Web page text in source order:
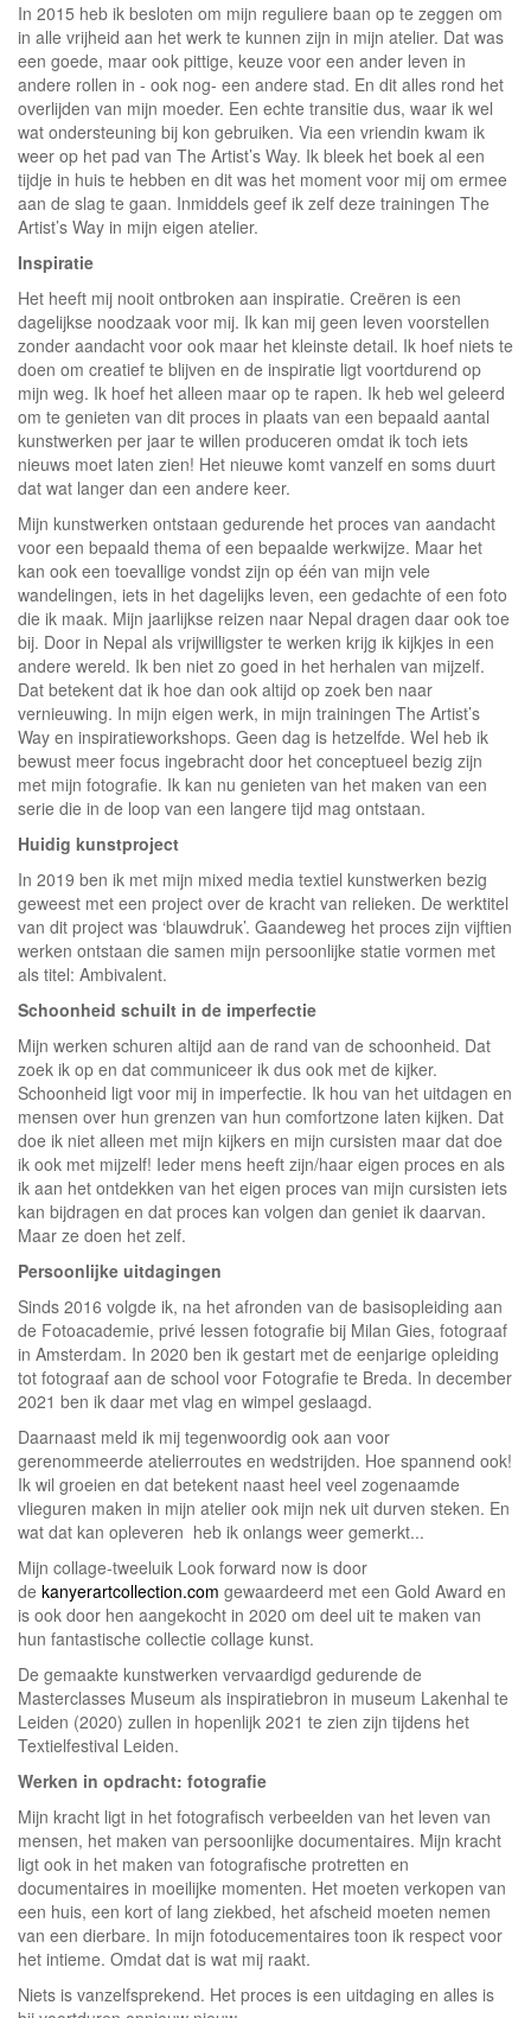
In 2015 heb ik besloten om mijn reguliere baan op te zeggen om
in alle vrijheid aan het werk te kunnen zijn in mijn atelier. Dat was
een goede, maar ook pittige, keuze voor een ander leven in
andere rollen in - ook nog- een andere stad. En dit alles rond het
overlijden van mijn moeder. Een echte transitie dus, waar ik wel
wat ondersteuning bij kon gebruiken. Via een vriendin kwam ik
weer op het pad van The Artist’s Way. Ik bleek het boek al een
tijdje in huis te hebben en dit was het moment voor mij om ermee
aan de slag te gaan. Inmiddels geef ik zelf deze trainingen The
Artist’s Way in mijn eigen atelier.
Inspiratie
Het heeft mij nooit ontbroken aan inspiratie. Creëren is een
dagelijkse noodzaak voor mij. Ik kan mij geen leven voorstellen
zonder aandacht voor ook maar het kleinste detail. Ik hoef niets te
doen om creatief te blijven en de inspiratie ligt voortdurend op
mijn weg. Ik hoef het alleen maar op te rapen. Ik heb wel geleerd
om te genieten van dit proces in plaats van een bepaald aantal
kunstwerken per jaar te willen produceren omdat ik toch iets
nieuws moet laten zien! Het nieuwe komt vanzelf en soms duurt
dat wat langer dan een andere keer.
Mijn kunstwerken ontstaan gedurende het proces van aandacht
voor een bepaald thema of een bepaalde werkwijze. Maar het
kan ook een toevallige vondst zijn op één van mijn vele
wandelingen, iets in het dagelijks leven, een gedachte of een foto
die ik maak. Mijn jaarlijkse reizen naar Nepal dragen daar ook toe
bij. Door in Nepal als vrijwilligster te werken krijg ik kijkjes in een
andere wereld. Ik ben niet zo goed in het herhalen van mijzelf.
Dat betekent dat ik hoe dan ook altijd op zoek ben naar
vernieuwing. In mijn eigen werk, in mijn trainingen The Artist’s
Way en inspiratieworkshops. Geen dag is hetzelfde. Wel heb ik
bewust meer focus ingebracht door het conceptueel bezig zijn
met mijn fotografie. Ik kan nu genieten van het maken van een
serie die in de loop van een langere tijd mag ontstaan.
Huidig kunstproject
In 2019 ben ik met mijn mixed media textiel kunstwerken bezig
geweest met een project over de kracht van relieken. De werktitel
van dit project was ‘blauwdruk’. Gaandeweg het proces zijn vijftien
werken ontstaan die samen mijn persoonlijke statie vormen met
als titel: Ambivalent.
Schoonheid schuilt in de imperfectie
Mijn werken schuren altijd aan de rand van de schoonheid. Dat
zoek ik op en dat communiceer ik dus ook met de kijker.
Schoonheid ligt voor mij in imperfectie. Ik hou van het uitdagen en
mensen over hun grenzen van hun comfortzone laten kijken. Dat
doe ik niet alleen met mijn kijkers en mijn cursisten maar dat doe
ik ook met mijzelf! Ieder mens heeft zijn/haar eigen proces en als
ik aan het ontdekken van het eigen proces van mijn cursisten iets
kan bijdragen en dat proces kan volgen dan geniet ik daarvan.
Maar ze doen het zelf.
Persoonlijke uitdagingen
Sinds 2016 volgde ik, na het afronden van de basisopleiding aan
de Fotoacademie, privé lessen fotografie bij Milan Gies, fotograaf
in Amsterdam. In 2020 ben ik gestart met de eenjarige opleiding
tot fotograaf aan de school voor Fotografie te Breda. In december
2021 ben ik daar met vlag en wimpel geslaagd.
Daarnaast meld ik mij tegenwoordig ook aan voor
gerenommeerde atelierroutes en wedstrijden. Hoe spannend ook!
Ik wil groeien en dat betekent naast heel veel zogenaamde
vlieguren maken in mijn atelier ook mijn nek uit durven steken. En
wat dat kan opleveren heb ik onlangs weer gemerkt...
Mijn collage-tweeluik Look forward now is door
de kanyerartcollection.com gewaardeerd met een Gold Award en
is ook door hen aangekocht in 2020 om deel uit te maken van
hun fantastische collectie collage kunst.
De gemaakte kunstwerken vervaardigd gedurende de
Masterclasses Museum als inspiratiebron in museum Lakenhal te
Leiden (2020) zullen in hopenlijk 2021 te zien zijn tijdens het
Textielfestival Leiden.
Werken in opdracht: fotografie
Mijn kracht ligt in het fotografisch verbeelden van het leven van
mensen, het maken van persoonlijke documentaires. Mijn kracht
ligt ook in het maken van fotografische protretten en
documentaires in moeilijke momenten. Het moeten verkopen van
een huis, een kort of lang ziekbed, het afscheid moeten nemen
van een dierbare. In mijn fotoducementaires toon ik respect voor
het intieme. Omdat dat is wat mij raakt.
Niets is vanzelfsprekend. Het proces is een uitdaging en alles is